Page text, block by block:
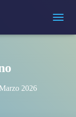
2026